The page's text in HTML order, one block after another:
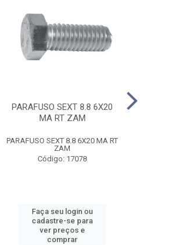
PARAFUSO SEXT 8.8 6X20
MA RT ZAM
PARAFUSO SEXT 8.8 6X20 MA RT
ZAM
Código: 17078
Faça seu login ou
cadastre-se para
ver preços e
comprar